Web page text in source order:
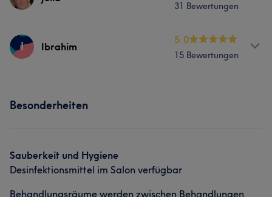
Portfolio
31 Bewertungen
Services
Was unsere Kunden über Julia sagen
I Ibrahim
5.0
15 Bewertungen
Portfolio
Besonderheiten
Sauberkeit und Hygiene
Desinfektionsmittel im Salon verfügbar
Behandlungsräume werden zwischen Behandlungen